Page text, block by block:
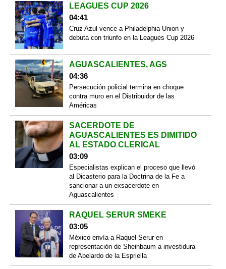
LEAGUES CUP 2026
04:41
Cruz Azul vence a Philadelphia Union y
debuta con triunfo en la Leagues Cup 2026
AGUASCALIENTES, AGS
04:36
Persecución policial termina en choque
contra muro en el Distribuidor de las
Américas
SACERDOTE DE
AGUASCALIENTES ES DIMITIDO
AL ESTADO CLERICAL
03:09
Especialistas explican el proceso que llevó
al Dicasterio para la Doctrina de la Fe a
sancionar a un exsacerdote en
Aguascalientes
RAQUEL SERUR SMEKE
03:05
México envía a Raquel Serur en
representación de Sheinbaum a investidura
de Abelardo de la Espriella